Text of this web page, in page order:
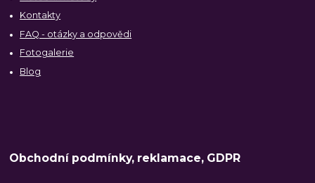
Kontakty
FAQ - otázky a odpovědi
Fotogalerie
Blog
Obchodní podmínky, reklamace, GDPR